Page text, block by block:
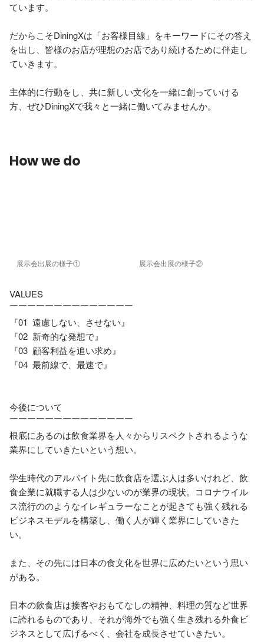
ています。
だからこそDiningXは「お客様目線」をキーワードにその答え
を出し、皆様のお店が理想のお店であり続けるために伴走し
ていきます。
主体的に行動をし、共に新しい文化を一緒に創っていける
方、ぜひDiningXで我々と一緒に働いてみませんか。
How we do
展示会出展の様子① 展示会出展の様子②
VALUES
￣￣￣￣￣￣￣￣￣￣￣￣￣￣
『01  遠慮しない、させない』
『02  新奇的な発想で』
『03  顧客利益を追い求め』
『04  最前線で、最速で』
今後について
￣￣￣￣￣￣￣￣￣￣￣￣￣￣
根底にあるのは飲食業界を人々からリスペクトされるような
業界にしていきたいという想い。
学生時代のアルバイト先に飲食店を選ぶ人は多いけれど、飲
食企業に就職する人は少ないのが業界の現状。コロナウイル
ス流行ののようなイレギュラーなことが起きても強く残れる
ビジネスモデルを構築し、働く人が輝く業界にしていきた
い。
また、その先には日本の食文化を世界に広めたいという思い
がある。
日本の飲食店は接客やおもてなしの精神、料理の質など世界
に誇れるものであり、それが海外でも強く生き残れる外食ビ
ジネスとして広げるべく、会社を成長させていきたい。